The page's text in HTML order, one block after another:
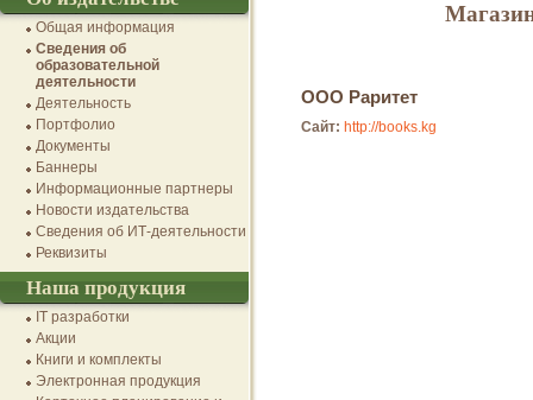
ООО Раритет
Сайт: http://books.kg
Общая информация
Сведения об
образовательной
деятельности
Деятельность
Портфолио
Документы
Баннеры
Информационные партнеры
Новости издательства
Сведения об ИТ-деятельности
Реквизиты
Наша продукция
IT разработки
Акции
Книги и комплекты
Электронная продукция